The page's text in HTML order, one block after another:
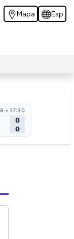
Mapa Esp